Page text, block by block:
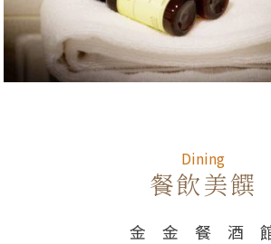
Dining
餐飲美饌
金 金 餐 酒